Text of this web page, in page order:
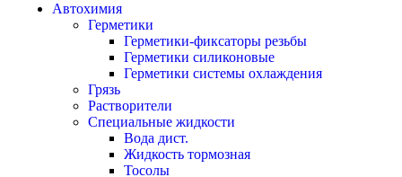
Автохимия
Герметики
Герметики-фиксаторы резьбы
Герметики силиконовые
Герметики системы охлаждения
Грязь
Растворители
Специальные жидкости
Вода дист.
Жидкость тормозная
Тосолы